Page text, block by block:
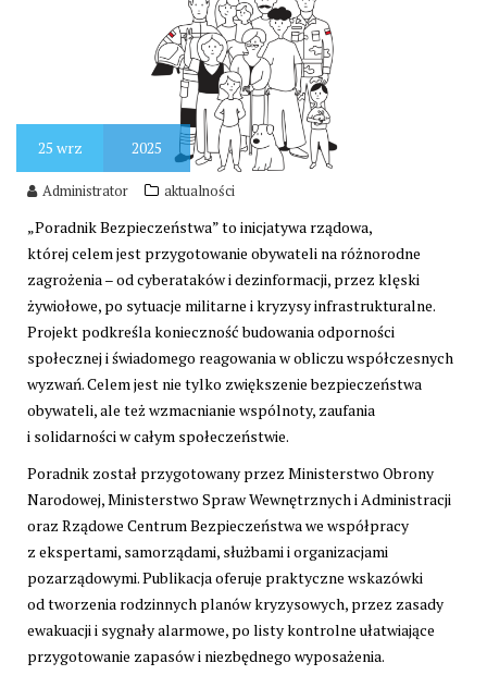
25 wrz 2025
Administrator aktualności
„Poradnik Bezpieczeństwa” to inicjatywa rządowa,
której celem jest przygotowanie obywateli na różnorodne
zagrożenia – od cyberataków i dezinformacji, przez klęski
żywiołowe, po sytuacje militarne i kryzysy infrastrukturalne.
Projekt podkreśla konieczność budowania odporności
społecznej i świadomego reagowania w obliczu współczesnych
wyzwań. Celem jest nie tylko zwiększenie bezpieczeństwa
obywateli, ale też wzmacnianie wspólnoty, zaufania
i solidarności w całym społeczeństwie.
Poradnik został przygotowany przez Ministerstwo Obrony
Narodowej, Ministerstwo Spraw Wewnętrznych i Administracji
oraz Rządowe Centrum Bezpieczeństwa we współpracy
z ekspertami, samorządami, służbami i organizacjami
pozarządowymi. Publikacja oferuje praktyczne wskazówki
od tworzenia rodzinnych planów kryzysowych, przez zasady
ewakuacji i sygnały alarmowe, po listy kontrolne ułatwiające
przygotowanie zapasów i niezbędnego wyposażenia.